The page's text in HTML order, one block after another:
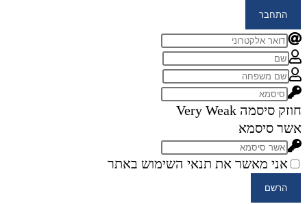
התחבר
חוזק סיסמה Very Weak
אשר סיסמא
אני מאשר את תנאי השימוש באתר
הרשם